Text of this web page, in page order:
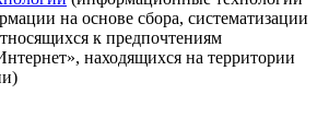
на основе сбора, систематизации
к предпочтениям
находящихся на территории